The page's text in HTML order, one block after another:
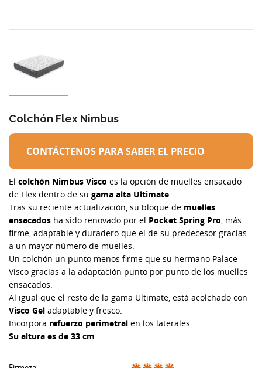
Colchón Flex Nimbus
CONTÁCTENOS PARA SABER EL PRECIO
El colchón Nimbus Visco es la opción de muelles ensacado
de Flex dentro de su gama alta Ultimate.
Tras su reciente actualización, su bloque de muelles
ensacados ha sido renovado por el Pocket Spring Pro, más
firme, adaptable y duradero que el de su predecesor gracias
a un mayor número de muelles.
Un colchón un punto menos firme que su hermano Palace
Visco gracias a la adaptación punto por punto de los muelles
ensacados.
Al igual que el resto de la gama Ultimate, está acolchado con
Visco Gel adaptable y fresco.
Incorpora refuerzo perimetral en los laterales.
Su altura es de 33 cm.